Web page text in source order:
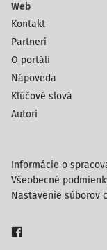
Web
Kontakt
Partneri
O portáli
Nápoveda
Kľúčové slová
Autori
Informácie o
Všeobecné
Nastavenie súborov